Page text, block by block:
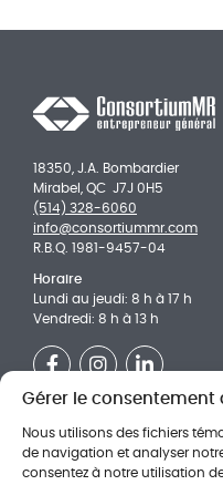
Gérer le consentement
Nous utilisons des fichiers
de navigation et analyser
consentez à notre utilisation
18350, J.A. Bombardier
Mirabel, QC J7J 0H5
(514) 328-6060
info@consortiummr.com
R.B.Q. 1981-9457-04
Horaire
Lundi au jeudi: 8 h à 17 h
Vendredi: 8 h à 13 h
Facebook
Instagram
LinkedIn
NOS RÉALISATIONS
Institutionnel
Multi-logements